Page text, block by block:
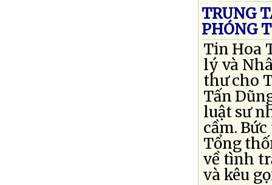
TRUNG
PHÓNG
Tin Hoa
lý và
thư cho
Tấn
luật sư
cầm.
Tổng
về tình
và kêu